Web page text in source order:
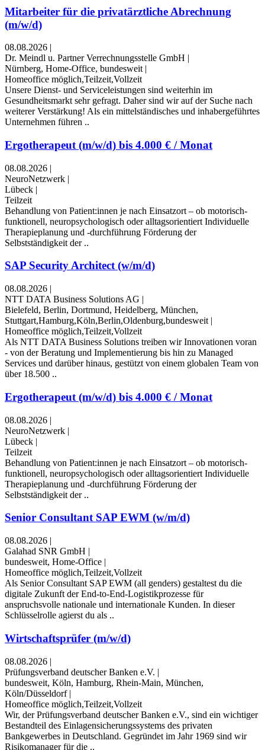
Mitarbeiter für die privatärztliche Abrechnung
(m/w/d)
08.08.2026 |
Dr. Meindl u. Partner Verrechnungsstelle GmbH |
Nürnberg, Home-Office, bundesweit |
Homeoffice möglich,Teilzeit,Vollzeit
Unsere Dienst- und Serviceleistungen sind weiterhin im
Gesundheitsmarkt sehr gefragt. Daher sind wir auf der Suche nach
weiterer Verstärkung! Als ein mittelständisches und inhabergeführtes
Unternehmen führen ..
Ergotherapeut (m/w/d) bis 4.000 € / Monat
08.08.2026 |
NeuroNetzwerk |
Lübeck |
Teilzeit
Behandlung von Patient:innen je nach Einsatzort – ob motorisch-
funktionell, neuropsychologisch oder alltagsorientiert Individuelle
Therapieplanung und -durchführung Förderung der
Selbstständigkeit der ..
SAP Security Architect (w/m/d)
08.08.2026 |
NTT DATA Business Solutions AG |
Bielefeld, Berlin, Dortmund, Heidelberg, München,
Stuttgart,Hamburg,Köln,Berlin,Oldenburg,bundesweit |
Homeoffice möglich,Teilzeit,Vollzeit
Als NTT DATA Business Solutions treiben wir Innovationen voran
- von der Beratung und Implementierung bis hin zu Managed
Services und darüber hinaus, gestützt von einem globalen Team von
über 18.500 ..
Ergotherapeut (m/w/d) bis 4.000 € / Monat
08.08.2026 |
NeuroNetzwerk |
Lübeck |
Teilzeit
Behandlung von Patient:innen je nach Einsatzort – ob motorisch-
funktionell, neuropsychologisch oder alltagsorientiert Individuelle
Therapieplanung und -durchführung Förderung der
Selbstständigkeit der ..
Senior Consultant SAP EWM (w/m/d)
08.08.2026 |
Galahad SNR GmbH |
bundesweit, Home-Office |
Homeoffice möglich,Teilzeit,Vollzeit
Als Senior Consultant SAP EWM (all genders) gestaltest du die
digitale Zukunft der End-to-End-Logistikprozesse für
anspruchsvolle nationale und internationale Kunden. In dieser
Schlüsselrolle agierst du als ..
Wirtschaftsprüfer (m/w/d)
08.08.2026 |
Prüfungsverband deutscher Banken e.V. |
bundesweit, Köln, Hamburg, Rhein-Main, München,
Köln/Düsseldorf |
Homeoffice möglich,Teilzeit,Vollzeit
Wir, der Prüfungsverband deutscher Banken e.V., sind ein wichtiger
Bestandteil des Einlagensicherungssystems des privaten
Bankgewerbes in Deutschland. Gegründet im Jahr 1969 sind wir
Risikomanager für die ..